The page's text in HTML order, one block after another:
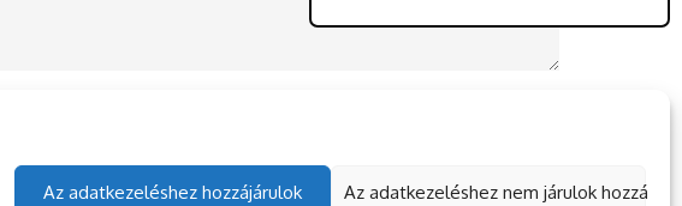
Az adatkezeléshez hozzájárulok Az adatkezeléshez nem járulok hozzá